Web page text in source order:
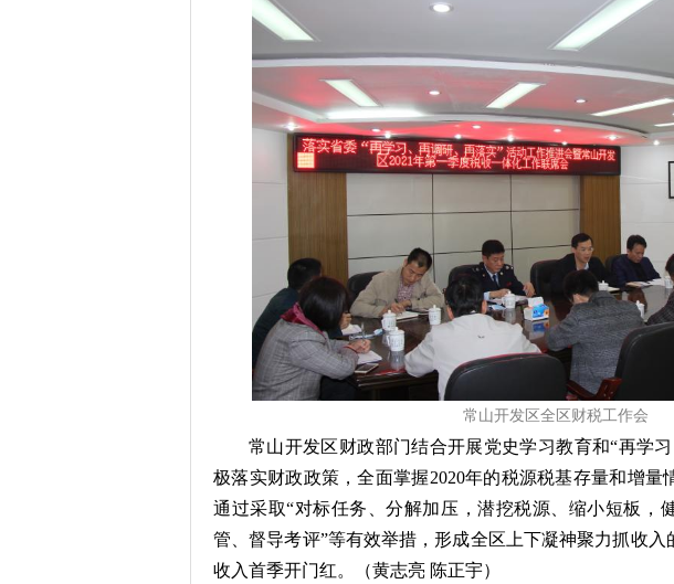
常山开发区全区财税工作会
常山开发区财政部门结合开展党史学习教育和“再学
极落实财政政策，全面掌握2020年的税源税基存量和增量
通过采取“对标任务、分解加压，潜挖税源、缩小短板，
管、督导考评”等有效举措，形成全区上下凝神聚力抓收
收入首季开门红。（黄志亮 陈正宇）